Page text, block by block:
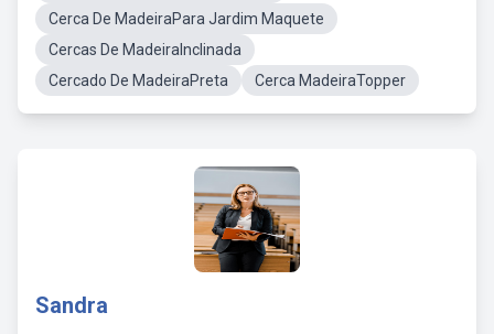
Cerca De MadeiraPara Jardim Maquete
Cercas De MadeiraInclinada
Cercado De MadeiraPreta
Cerca MadeiraTopper
Sandra